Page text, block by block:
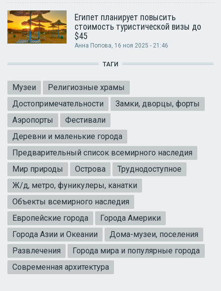
Египет планирует повысить
стоимость туристической визы до
$45
Анна Попова, 16 ноя 2025 - 21:46
ТАГИ
Музеи
Религиозные храмы
Достопримечательности
Замки, дворцы, форты
Аэропорты
Фестивали
Деревни и маленькие города
Предварительный список всемирного наследия
Мир природы
Острова
Труднодоступное
Ж/д, метро, фуникулеры, канатки
Объекты всемирного наследия
Европейские города
Города Америки
Города Азии и Океании
Дома-музеи, поселения
Развлечения
Города мира и популярные города
Современная архитектура